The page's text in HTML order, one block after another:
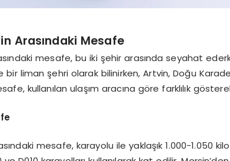
Arasındaki Mesafe
mesafe, bu iki şehir arasında seyahat
bir liman şehri olarak bilinirken, Artvin, Doğu
kullanılan ulaşım aracına göre farklılık
mesafe, karayolu ile yaklaşık 1.000-1.050